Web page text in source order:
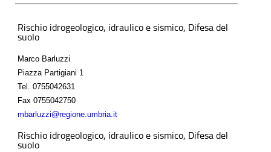
Rischio idrogeologico, idraulico e sismico, Difesa del
suolo
Marco Barluzzi
Piazza Partigiani 1
Tel. 0755042631
Fax 0755042750
mbarluzzi@regione.umbria.it
Rischio idrogeologico, idraulico e sismico, Difesa del
suolo